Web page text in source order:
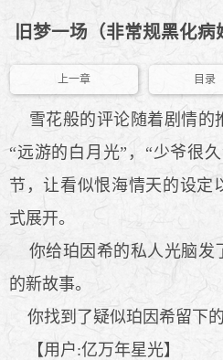
旧梦一场（非常规黑化
上一章 目录
雪花般的评论随着剧情的
“远游的白月光”，“少爷很
节，让看似恨海情天的设
式展开。
你给珀因希的私人光脑发
的新故事。
你找到了疑似珀因希留下
【用户:亿万年星光】